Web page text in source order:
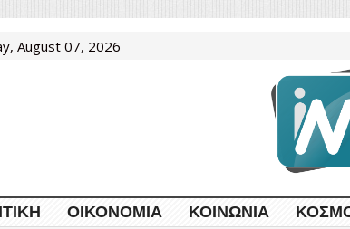
August 07, 2026
ΟΙΚΟΝΟΜΊΑ ΚΟΙΝΩΝΊΑ